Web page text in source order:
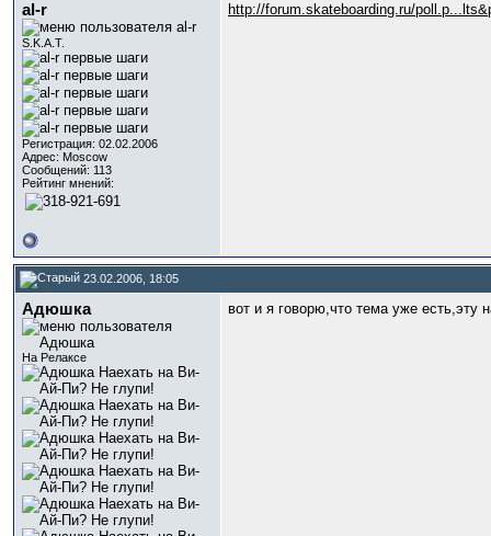
al-r
S.K.A.T.
Регистрация: 02.02.2006
Адрес: Moscow
Сообщений: 113
Рейтинг мнений:
http://forum.skateboarding.ru/
23.02.2006, 18:05
Адюшка
На Релаксе
вот и я говорю,что тема уже есть,эту